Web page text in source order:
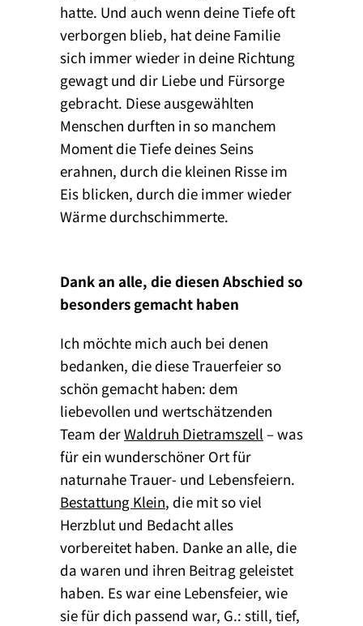
hatte. Und auch wenn deine Tiefe oft
verborgen blieb, hat deine Familie
sich immer wieder in deine Richtung
gewagt und dir Liebe und Fürsorge
gebracht. Diese ausgewählten
Menschen durften in so manchem
Moment die Tiefe deines Seins
erahnen, durch die kleinen Risse im
Eis blicken, durch die immer wieder
Wärme durchschimmerte.
Dank an alle, die diesen Abschied so
besonders gemacht haben
Ich möchte mich auch bei denen
bedanken, die diese Trauerfeier so
schön gemacht haben: dem
liebevollen und wertschätzenden
Team derWaldruh Dietramszell – was
für ein wunderschöner Ort für
naturnahe Trauer- und Lebensfeiern.
Bestattung Klein, die mit so viel
Herzblut und Bedacht alles
vorbereitet haben. Danke an alle, die
da waren und ihren Beitrag geleistet
haben. Es war eine Lebensfeier, wie
sie für dich passend war, G.: still, tief,